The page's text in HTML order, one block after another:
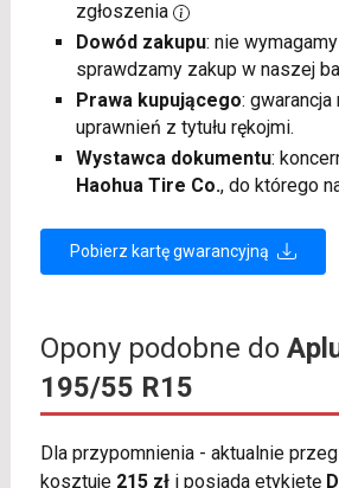
zgłoszenia
Dowód zakupu: nie
sprawdzamy zakup w naszej
Prawa kupującego:
uprawnień z tytułu rękojmi.
Wystawca dokumentu:
Haohua Tire Co., do którego
Pobierz kartę gwarancyjną
Opony podobne do
195/55 R15
Dla przypomnienia - aktualnie
kosztuje 215 złi posiada etykietę